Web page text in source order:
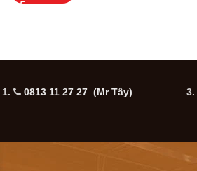
1. 0813 11 27 27 (Mr Tây) 3.